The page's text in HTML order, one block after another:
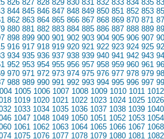
826 827 828 829 830 831 832 833 834 835
844 845 846 847 848 849 850 851 852 853
862 863 864 865 866 867 868 869 870 871
880 881 882 883 884 885 886 887 888 889
898 899 900 901 902 903 904 905 906 907
916 917 918 919 920 921 922 923 924 925
934 935 936 937 938 939 940 941 942 943
952 953 954 955 956 957 958 959 960 961
970 971 972 973 974 975 976 977 978 979
988 989 990 991 992 993 994 995 996 997
1005 1006 1007 1008 1009 1010 1011 1012
1019 1020 1021 1022 1023 1024 1025 1026
1033 1034 1035 1036 1037 1038 1039 1040
1047 1048 1049 1050 1051 1052 1053 1054
1061 1062 1063 1064 1065 1066 1067 1068
1075 1076 1077 1078 1079 1080 1081 1082